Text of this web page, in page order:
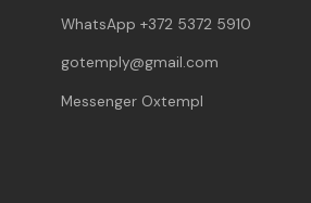
WhatsApp +372 5372 5910
gotemply@gmail.com
Messenger Oxtempl